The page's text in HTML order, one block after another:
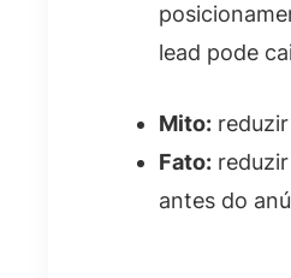
lead pode
Mito:
Fato:
antes do